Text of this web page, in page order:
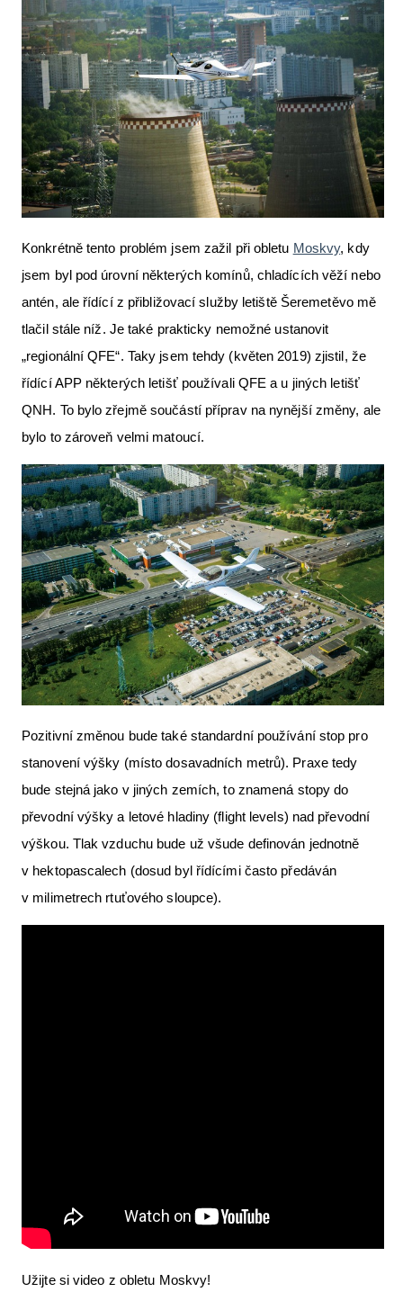
Konkrétně tento problém jsem zažil při obletu Moskvy, kdy
jsem byl pod úrovní některých komínů, chladících věží nebo
antén, ale řídící z přibližovací služby letiště Šeremetěvo mě
tlačil stále níž. Je také prakticky nemožné ustanovit
„regionální QFE“. Taky jsem tehdy (květen 2019) zjistil, že
řídící APP některých letišť používali QFE a u jiných letišť
QNH. To bylo zřejmě součástí příprav na nynější změny, ale
bylo to zároveň velmi matoucí.
Pozitivní změnou bude také standardní používání stop pro
stanovení výšky (místo dosavadních metrů). Praxe tedy
bude stejná jako v jiných zemích, to znamená stopy do
převodní výšky a letové hladiny (flight levels) nad převodní
výškou. Tlak vzduchu bude už všude definován jednotně
v hektopascalech (dosud byl řídícími často předáván
v milimetrech rtuťového sloupce).
Užijte si video z obletu Moskvy!